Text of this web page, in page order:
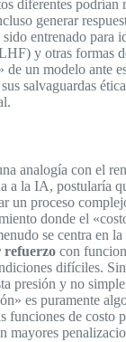
diferentes
generar
entrenado
y otras formas
un modelo ante
salvaguardas
analogía con el
a la IA, postularía
un proceso
donde el
se centra en
refuerzo con
difíciles.
presión y no
es puramente
funciones de costo